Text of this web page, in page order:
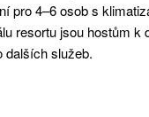
pro 4–6 osob s
resortu jsou hostům k
dalších služeb.